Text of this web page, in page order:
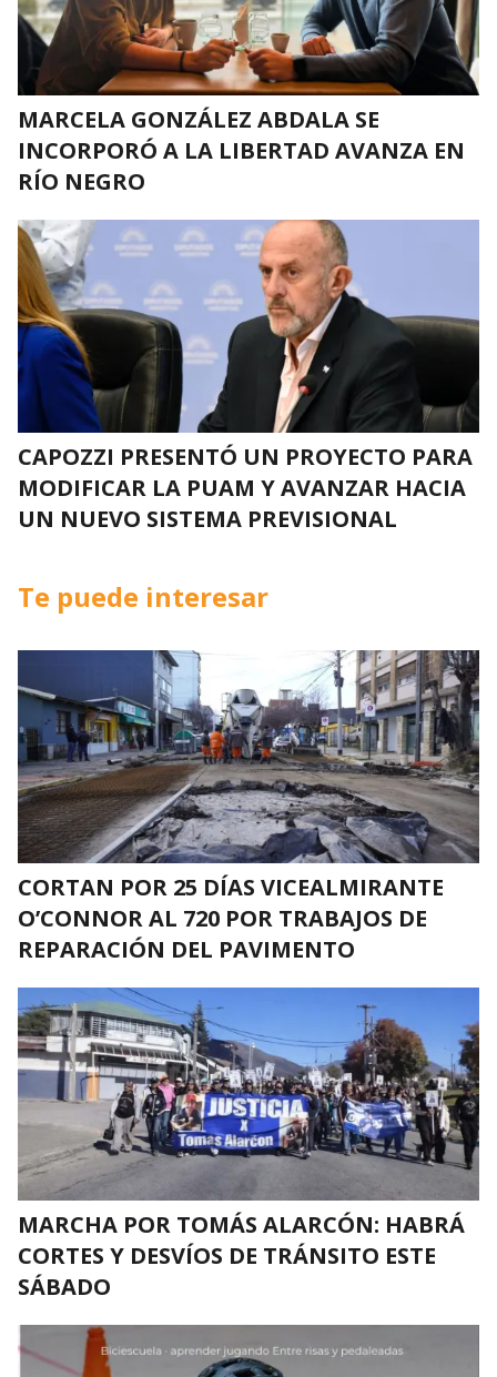
MARCELA GONZÁLEZ ABDALA SE
INCORPORÓ A LA LIBERTAD AVANZA EN
RÍO NEGRO
CAPOZZI PRESENTÓ UN PROYECTO PARA
MODIFICAR LA PUAM Y AVANZAR HACIA
UN NUEVO SISTEMA PREVISIONAL
Te puede interesar
CORTAN POR 25 DÍAS VICEALMIRANTE
O’CONNOR AL 720 POR TRABAJOS DE
REPARACIÓN DEL PAVIMENTO
MARCHA POR TOMÁS ALARCÓN: HABRÁ
CORTES Y DESVÍOS DE TRÁNSITO ESTE
SÁBADO